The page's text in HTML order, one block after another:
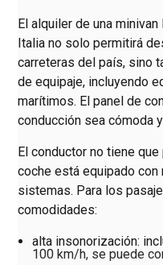
El alquiler de una
Italia no solo permitirá
carreteras del país, sino
de equipaje, incluyendo
marítimos. El panel de
conducción sea cómoda
El conductor no tiene
coche está equipado
sistemas. Para los
comodidades:
alta insonorización:
100 km/h, se puede